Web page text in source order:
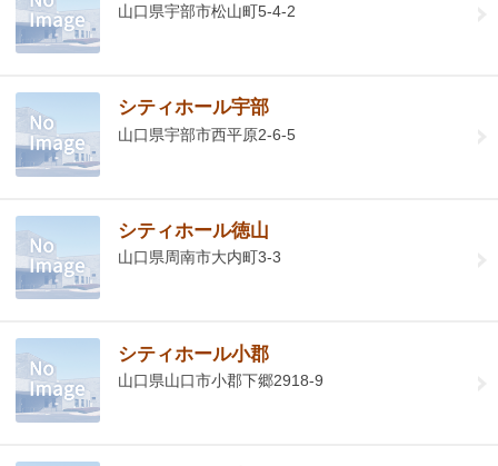
山口県宇部市松山町5-4-2
シティホール宇部
山口県宇部市西平原2-6-5
シティホール徳山
山口県周南市大内町3-3
シティホール小郡
山口県山口市小郡下郷2918-9